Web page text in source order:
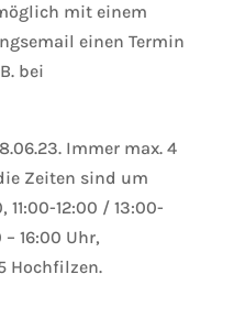
mit einem
einen Termin
bei
Immer max. 4
Zeiten sind um
11:00-12:00 / 13:00-
– 16:00 Uhr,
Hochfilzen.